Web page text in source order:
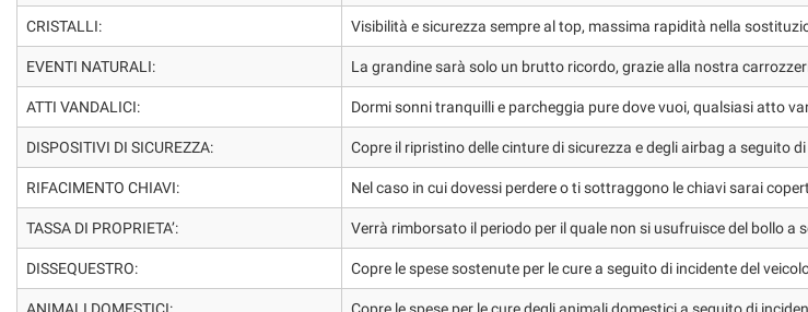
CRISTALLI: Visibilità e sicurezza sempre al top, massima rapidità nella
EVENTI NATURALI: La grandine sarà solo un brutto ricordo, grazie alla nostra
ATTI VANDALICI: Dormi sonni tranquilli e parcheggia pure dove vuoi, qualsiasi atto
DISPOSITIVI DI SICUREZZA: Copre il ripristino delle cinture di sicurezza e degli airbag a seguito
RIFACIMENTO CHIAVI: Nel caso in cui dovessi perdere o ti sottraggono le chiavi sarai
TASSA DI PROPRIETA’: Verrà rimborsato il periodo per il quale non si usufruisce del bollo a
DISSEQUESTRO: Copre le spese sostenute per le cure a seguito di incidente del
scelte
in
momento.
Cookie necessari